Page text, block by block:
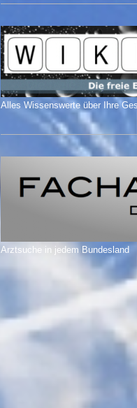
Alles Wissenswerte über Ihre
Arztsuche in jedem Bundesland